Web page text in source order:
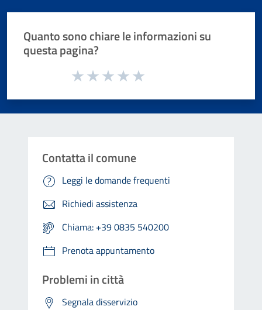
Quanto sono chiare le informazioni su
questa pagina?
Valuta da 1 a 5 stelle la pagina
Contatta il comune
Leggi le domande frequenti
Richiedi assistenza
Chiama: +39 0835 540200
Prenota appuntamento
Problemi in città
Segnala disservizio